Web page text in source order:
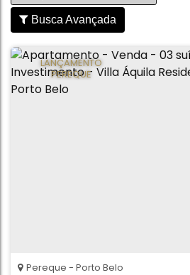
Pereque
Busca Avançada
LANÇAMENTO
PEREQUE
Pereque Porto Belo